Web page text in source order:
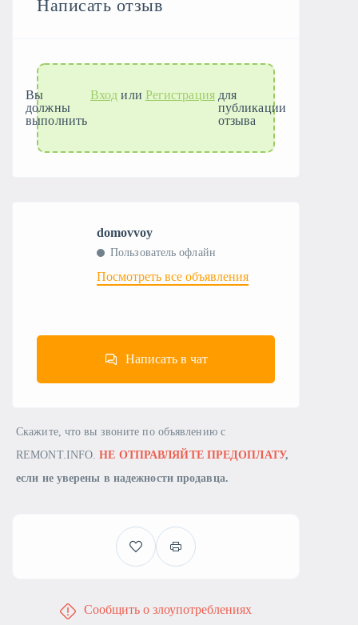
Написать отзыв
Вы
должны
выполнить
Вход или Регистрация для
публикации
отзыва
domovvoy
Пользователь офлайн
Посмотреть все объявления
Написать в чат
Скажите, что вы звоните по объявлению с
REMONT.INFO.НЕ ОТПРАВЛЯЙТЕ ПРЕДОПЛАТУ,
если не уверены в надежности продавца.
Сообщить о злоупотреблениях